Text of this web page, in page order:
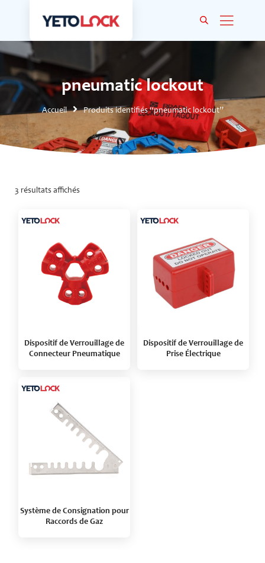
pneumatic lockout
Accueil Produits identifiés “pneumatic lockout”
3 résultats affichés
Dispositif de Verrouillage de
Connecteur Pneumatique
Dispositif de Verrouillage de
Prise Électrique
Système de Consignation pour
Raccords de Gaz